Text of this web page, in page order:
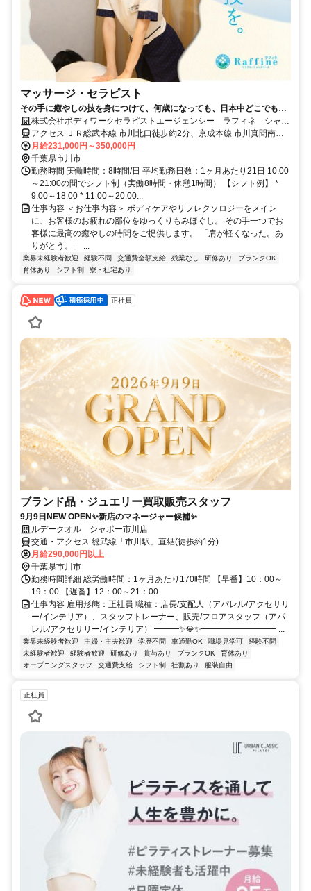
マッサージ・セラピスト
その手に癒やしの技を身につけて、何歳になっても、日本中どこでも働
けるセラピストの第一歩を踏み出しませんか。
株式会社ボディワークセラピストエージェンシー ラフィネ シャポ
ー市川店
アクセス ＪＲ総武本線 市川北口徒歩約2分、京成本線 市川真間南口
徒歩約9分、京成本線 国府台徒歩約14分 最寄駅：市川駅
月給231,000円～350,000円
千葉県市川市
勤務時間 実働時間：8時間/日 平均勤務日数：1ヶ月あたり21日 10:00
～21:00の間でシフト制（実働8時間・休憩1時間） 【シフト例】 *
9:00～18:00 * 11:00～20:00...
仕事内容 ＜お仕事内容＞ ボディケアやリフレクソロジーをメイン
に、お客様のお疲れの部位をゆっくりもみほぐし。 その手一つでお
客様に最高の癒やしの時間をご提供します。 「肩が軽くなった。あ
りがとう。」 ...
業界未経験者歓迎 経験不問 交通費全額支給 残業なし 研修あり
ブランクOK
育休あり
シフト制 寮・社宅あり
正社員
ブランド品・ジュエリー買取販売スタッフ
9月9日NEW OPEN✨新店のマネージャー候補✨
ルデークオル シャポー市川店
交通・アクセス 総武線「市川駅」直結(徒歩約1分)
月給290,000円以上
千葉県市川市
勤務時間詳細 総労働時間：1ヶ月あたり170時間 【早番】10：00～
19：00 【遅番】12：00～21：00
仕事内容 雇用形態：正社員 職種：店長/支配人（アパレル/アクセサリ
ー/インテリア）、スタッフトレーナー、販売/フロアスタッフ（アパ
レル/アクセサリー/インテリア） ━━━✨💎✨━━━━━━━━━ ...
業界未経験者歓迎 主婦・主夫歓迎 学歴不問 車通勤OK 職場見学可
経験不問
未経験者歓迎
経験者歓迎 研修あり 賞与あり ブランクOK
育休あり
オープニングスタッフ
交通費支給 シフト制 社割あり 服装自由
正社員